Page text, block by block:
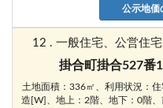
公示地価
12 . 一般住宅、公営住
掛合町掛合527番
土地面積：336㎡、利用状況：
造[W]、地上：2階、地下：0階